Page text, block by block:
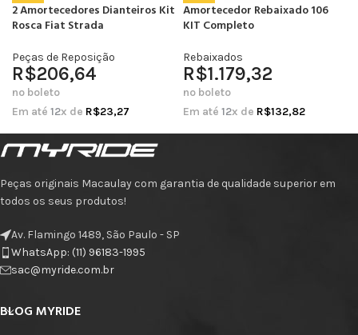
2 Amortecedores Dianteiros Kit
Rosca Fiat Strada
Peças de Reposição
R$206,64
no boleto
Em até 12x de R$23,27
Amortecedor Rebaixado 106
KIT Completo
Rebaixados
R$1.179,32
no boleto
Em até 12x de R$132,82
Peças originais Macaulay com garantia de qualidade superior em
todos os seus produtos!
Av. Flamingo 1489, São Paulo - SP
WhatsApp: (11) 96183-1995
sac@myride.com.br
BLOG MYRIDE